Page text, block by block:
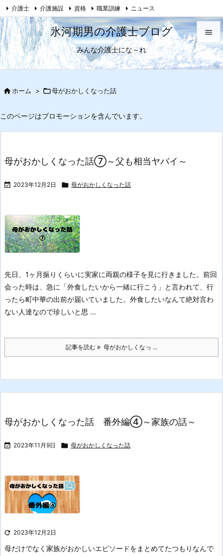
氷河期男の介護士ブログ
みんな介護士にな～れ


メニュ

介護士 介護施設 資格 職業訓練 ニュース
母がおかしくなった話 RSS Feedly
ホーム > 母がおかしくなった話
このページはプロモーションを含んでいます。
母がおかしくなった話⑦～父も相当ヤバイ～
 2023年12月2日  母がおかしくなった話
先日、1ヶ月振りくらいに実家に両親の様子を見に行きました。 前回
会った時は、急に「外食したいから一緒に行こう」と言われて、行
ったら町中華の出前が届いていました。 外食したいなんて絶対言わ
ない人達なので珍しいと思 ...
記事を読む 母がおかしくなっ ...
母がおかしくなった話 番外編④～家族の話～
 2023年11月9日  母がおかしくなった話
 2023年12月2日
母だけでなく家族がおかしいエピソードをまとめてたつもりなんで